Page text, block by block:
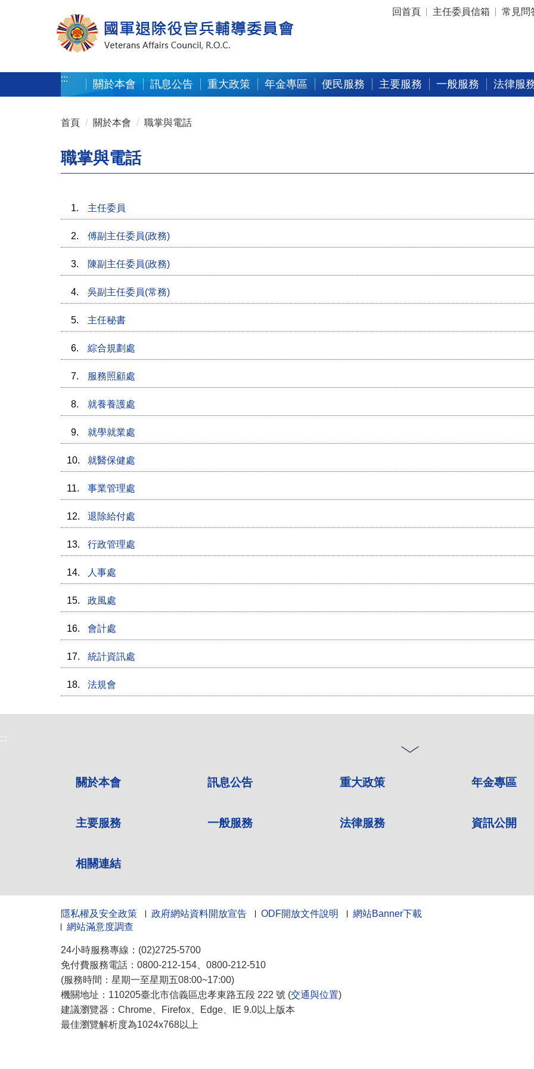
:::
回首頁 主任委員信箱 常見問
::: 關於本會 訊息公告 重大政策 年金專區 便民服務 主要服務 一般服務 法律服
首頁 關於本會 職掌與電話
職掌與電話
1. 主任委員
2. 傅副主任委員(政務)
3. 陳副主任委員(政務)
4. 吳副主任委員(常務)
5. 主任秘書
6. 綜合規劃處
7. 服務照顧處
8. 就養養護處
9. 就學就業處
10. 就醫保健處
11. 事業管理處
12. 退除給付處
13. 行政管理處
14. 人事處
15. 政風處
16. 會計處
17. 統計資訊處
18. 法規會
:::
關於本會 訊息公告 重大政策 年金專區
主要服務 一般服務 法律服務 資訊公開
相關連結
隱私權及安全政策 政府網站資料開放宣告 ODF開放文件說明
網站Banner下載
網站滿意度調查
24小時服務專線：(02)2725-5700
免付費服務電話：0800-212-154、0800-212-510
(服務時間：星期一至星期五08:00~17:00)
機關地址：110205臺北市信義區忠孝東路五段 222 號 (交通與位置)
建議瀏覽器：Chrome、Firefox、Edge、IE 9.0以上版本
最佳瀏覽解析度為1024x768以上